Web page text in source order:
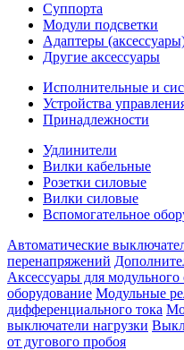
Суппорта
Модули подсветки
Адаптеры
Другие аксессуары
Исполнительные и
Устройства
Принадлежности
Удлинители
Вилки кабельные
Розетки силовые
Вилки силовые
Вспомогательное
Автоматические
перенапряжений
Аксессуары для модульного
оборудование Модульные
дифференциального тока
выключатели нагрузки
от дугового пробоя